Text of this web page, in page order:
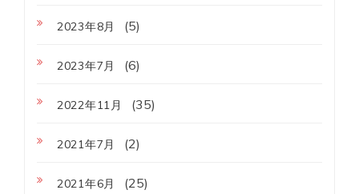
2023年8月 (5)
2023年7月 (6)
2022年11月 (35)
2021年7月 (2)
2021年6月 (25)